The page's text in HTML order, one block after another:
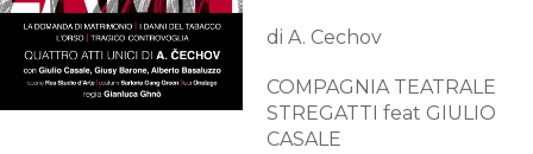
di A. Cechov
COMPAGNIA TEATRALE
STREGATTI feat GIULIO
CASALE